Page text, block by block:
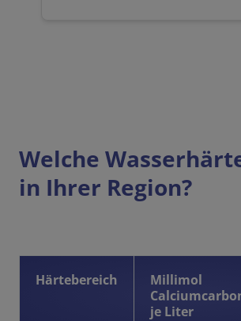
Welche
in Ihrer Region?
Härtebereich
Millimol
je Liter